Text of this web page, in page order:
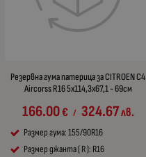
Резервна гума патерица за CITROEN C4
Aircorss R16 5x114,3x67,1 - 69см
166.00€ / 324.67лв.
Размер гума: 155/90R16
Размер джанта ( R ): R16